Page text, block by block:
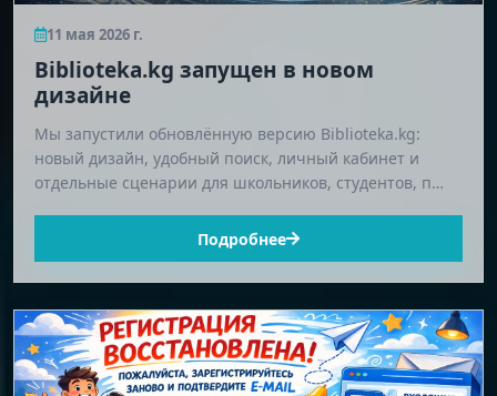
11 мая 2026 г.
Biblioteka.kg запущен в новом
дизайне
Мы запустили обновлённую версию Biblioteka.kg:
новый дизайн, удобный поиск, личный кабинет и
отдельные сценарии для школьников, студентов, п…
Подробнее